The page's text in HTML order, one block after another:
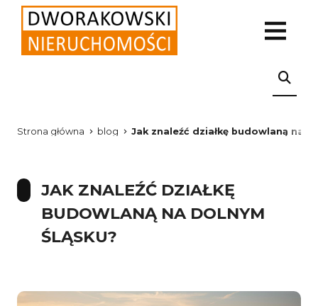
Strona główna blog Jak znaleźć działkę budowlaną na
JAK ZNALEŹĆ DZIAŁKĘ
BUDOWLANĄ NA DOLNYM
ŚLĄSKU?